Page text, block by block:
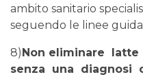
ambito sanitario
seguendo le linee
8)Non eliminare
senza una diagnosi